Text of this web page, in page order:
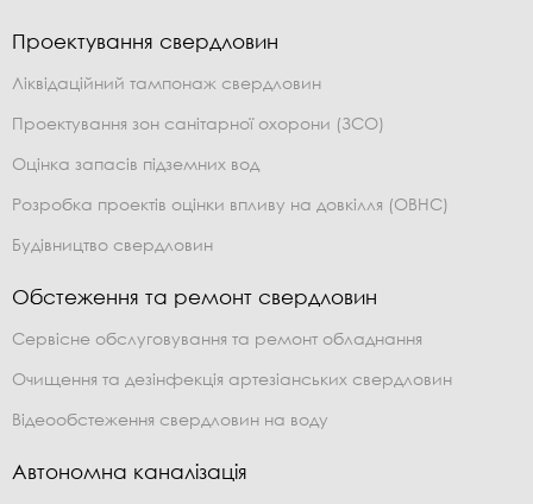
Проектування свердловин
Ліквідаційний тампонаж свердловин
Проектування зон санітарної охорони (ЗСО)
Оцінка запасів підземних вод
Розробка проектів оцінки впливу на довкілля (ОВНС)
Будівництво свердловин
Обстеження та ремонт свердловин
Сервісне обслуговування та ремонт обладнання
Очищення та дезінфекція артезіанських свердловин
Відеообстеження свердловин на воду
Автономна каналізація